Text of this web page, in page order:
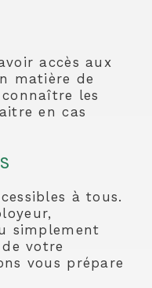
accès aux
matière de
les
en cas
à tous.
simplement
votre
vous prépare